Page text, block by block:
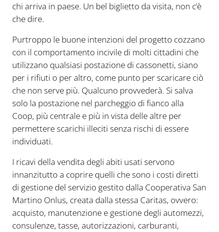
chi arriva in paese. Un bel biglietto da visita, non c’è
che dire.
Purtroppo le buone intenzioni del progetto cozzano
con il comportamento incivile di molti cittadini che
utilizzano qualsiasi postazione di cassonetti, siano
per i rifiuti o per altro, come punto per scaricare ciò
che non serve più. Qualcuno provvederà. Si salva
solo la postazione nel parcheggio di fianco alla
Coop, più centrale e più in vista delle altre per
permettere scarichi illeciti senza rischi di essere
individuati.
I ricavi della vendita degli abiti usati servono
innanzitutto a coprire quelli che sono i costi diretti
di gestione del servizio gestito dalla Cooperativa San
Martino Onlus, creata dalla stessa Caritas, ovvero:
acquisto, manutenzione e gestione degli automezzi,
consulenze, tasse, autorizzazioni, carburanti,